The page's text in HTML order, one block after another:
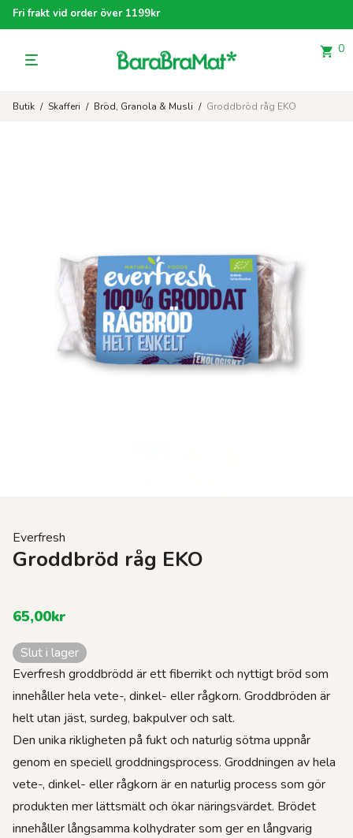
Fri frakt vid order över 1199kr
0
Butik / Skafferi / Bröd, Granola & Musli / Groddbröd råg EKO
Everfresh
Groddbröd råg EKO
65,00kr
Slut i lager
Everfresh groddbrödd är ett fiberrikt och nyttigt bröd som
innehåller hela vete-, dinkel- eller rågkorn. Groddbröden är
helt utan jäst, surdeg, bakpulver och salt.
Den unika rikligheten på fukt och naturlig sötma uppnår
genom en speciell groddningsprocess. Groddningen av hela
vete-, dinkel- eller rågkorn är en naturlig process som gör
produkten mer lättsmält och ökar näringsvärdet. Brödet
innehåller långsamma kolhydrater som ger en långvarig